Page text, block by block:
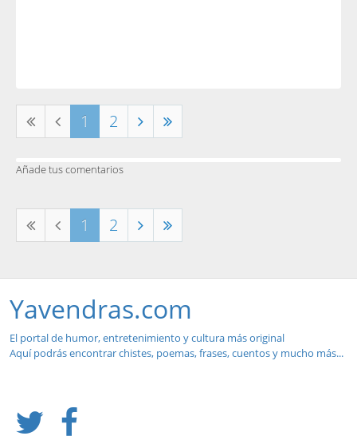
1 2
Añade tus comentarios
1 2
Yavendras.com
El portal de humor, entretenimiento y cultura más original
Aquí podrás encontrar chistes, poemas, frases, cuentos y mucho más...